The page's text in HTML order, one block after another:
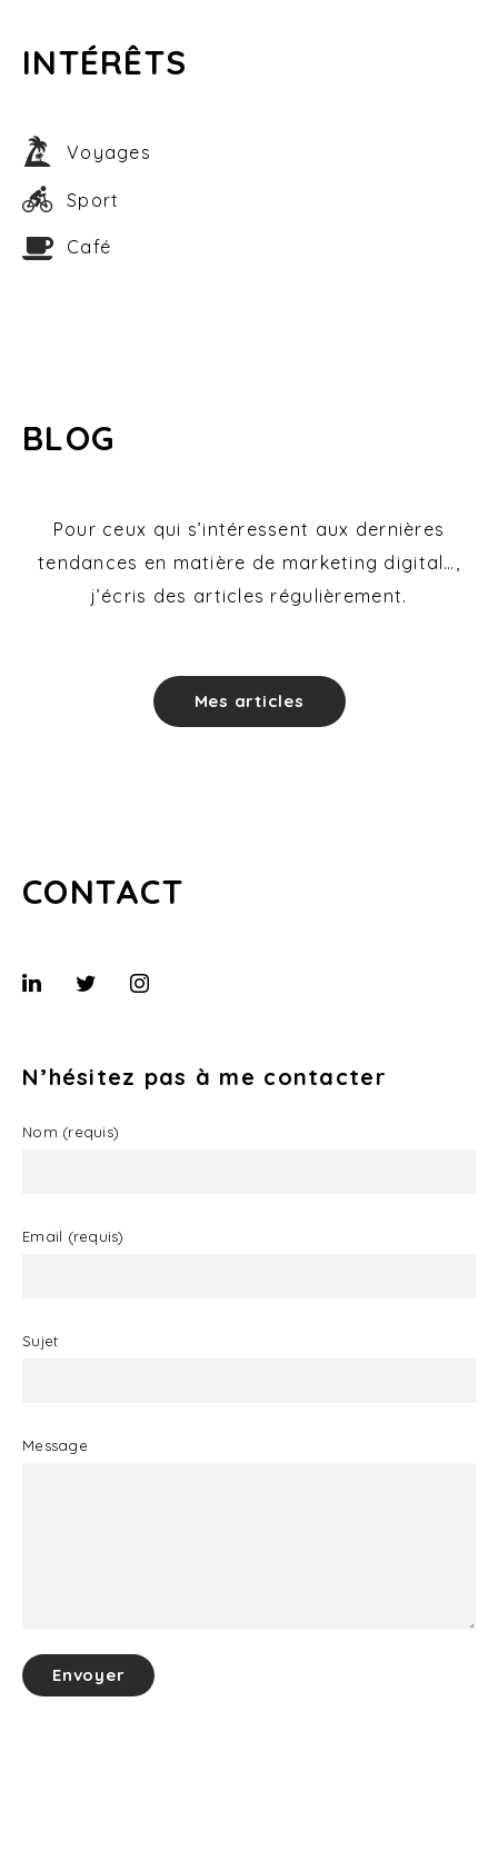
INTÉRÊTS
Voyages
Sport
Café
BLOG
Pour ceux qui s’intéressent aux dernières
tendances en matière de marketing digital…,
j’écris des articles régulièrement.
Mes articles
CONTACT
N’hésitez pas à me contacter
Nom (requis)
Email (requis)
Sujet
Message